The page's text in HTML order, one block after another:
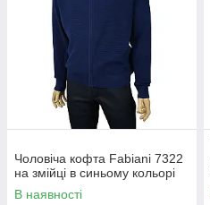
Чоловіча кофта Fabiani 7322
на змійці в синьому кольорі
В наявності